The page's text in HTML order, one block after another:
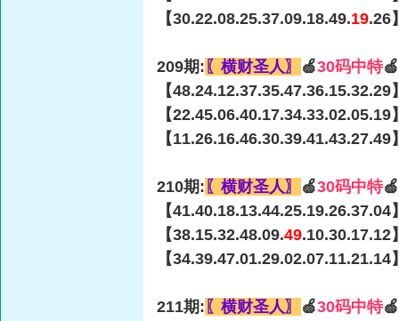
【30.22.08.25.37.09.18.49.19.26
209期: 〖横财圣人〗 🍏30码中特
【48.24.12.37.35.47.36.15.32.29
【22.45.06.40.17.34.33.02.05.19
【11.26.16.46.30.39.41.43.27.49
210期: 〖横财圣人〗 🍏30码中特
【41.40.18.13.44.25.19.26.37.04
【38.15.32.48.09.49.10.30.17.12
【34.39.47.01.29.02.07.11.21.14
211期: 〖横财圣人〗 🍏30码中特